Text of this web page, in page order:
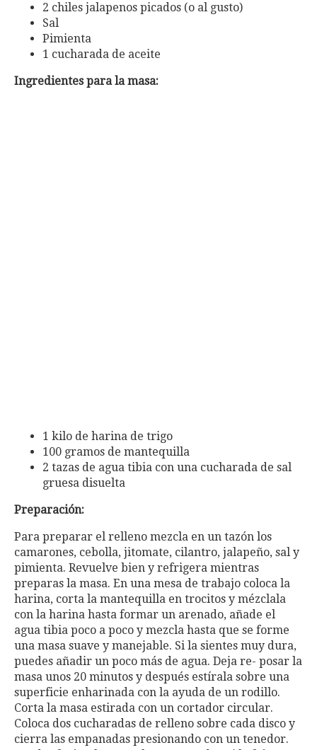
2 chiles jalapenos picados (o al gusto)
Sal
Pimienta
1 cucharada de aceite
Ingredientes para la masa:
1 kilo de harina de trigo
100 gramos de mantequilla
2 tazas de agua tibia con una cucharada de sal
gruesa disuelta
Preparación:
Para preparar el relleno mezcla en un tazón los
camarones, cebolla, jitomate, cilantro, jalapeño, sal y
pimienta. Revuelve bien y refrigera mientras
preparas la masa. En una mesa de trabajo coloca la
harina, corta la mantequilla en trocitos y mézclala
con la harina hasta formar un arenado, añade el
agua tibia poco a poco y mezcla hasta que se forme
una masa suave y manejable. Si la sientes muy dura,
puedes añadir un poco más de agua. Deja re- posar la
masa unos 20 minutos y después estírala sobre una
superficie enharinada con la ayuda de un rodillo.
Corta la masa estirada con un cortador circular.
Coloca dos cucharadas de relleno sobre cada disco y
cierra las empanadas presionando con un tenedor.